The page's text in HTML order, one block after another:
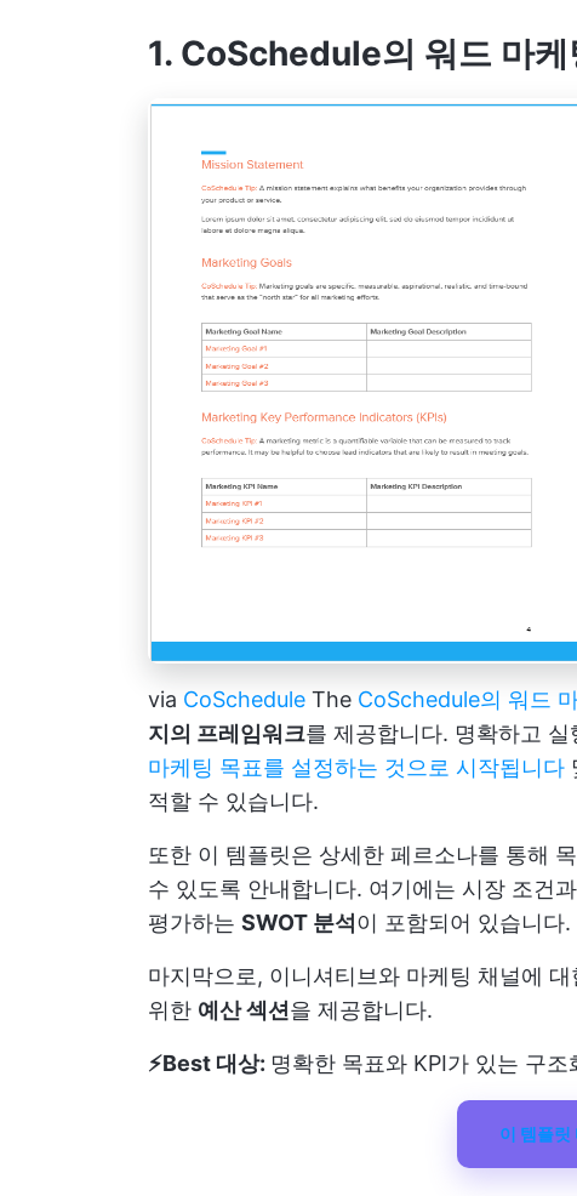
1. CoSchedule의 워드 마케
via CoSchedule The CoSchedule의 워드
지의 프레임워크를 제공합니다. 명확하고
마케팅 목표를 설정하는 것으로 시작됩니다
적할 수 있습니다.
또한 이 템플릿은 상세한 페르소나를 통해
수 있도록 안내합니다. 여기에는 시장 조건
평가하는 SWOT 분석 이 포함되어 있습니다.
마지막으로, 이니셔티브와 마케팅 채널에
위한 예산 섹션을 제공합니다.
⚡️Best 대상: 명확한 목표와 KPI가 있는 구
이 템플릿